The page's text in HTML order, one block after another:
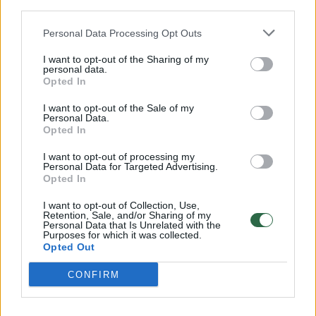
Personal Data Processing Opt Outs
I want to opt-out of the Sharing of my
personal data.
Opted In
I want to opt-out of the Sale of my
Personal Data.
Opted In
I want to opt-out of processing my
Personal Data for Targeted Advertising.
Opted In
I want to opt-out of Collection, Use,
Retention, Sale, and/or Sharing of my
Personal Data that Is Unrelated with the
Purposes for which it was collected.
Opted Out
CONFIRM
užsakymų: galite neieškoti nelegalių dalykų
Lietuvos diena 2025-02-24